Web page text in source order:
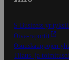
S-Business
Oiva-raportit
Osuuskauppojen
Tilaus- ja